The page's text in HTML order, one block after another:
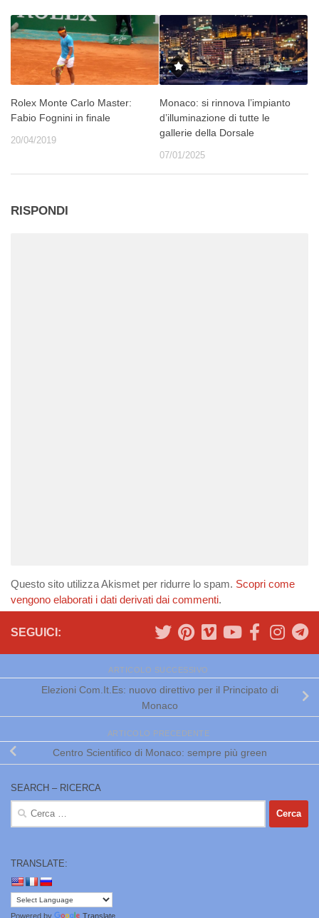
Rolex Monte Carlo Master:
Fabio Fognini in finale
20/04/2019
Monaco: si rinnova l’impianto
d’illuminazione di tutte le
gallerie della Dorsale
07/01/2025
RISPONDI
Questo sito utilizza Akismet per ridurre lo spam. Scopri come
vengono elaborati i dati derivati dai commenti.
SEGUICI:
ARTICOLO SUCCESSIVO
Elezioni Com.It.Es: nuovo direttivo per il Principato di
Monaco
ARTICOLO PRECEDENTE
Centro Scientifico di Monaco: sempre più green
SEARCH – RICERCA
Ricerca
TRANSLATE:
Powered by Translate